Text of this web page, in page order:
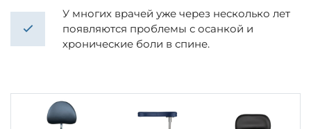
У многих врачей уже через несколько лет
появляются проблемы с осанкой и
хронические боли в спине.